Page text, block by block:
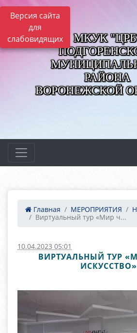
Версия сайта
для
слабовидящих
МКУК
РАЙОНА
ВОРОНЕЖСКОЙ
Главная МЕРОПРИЯТИЯ
Виртуальный тур «Мир ч...
10.04.2023 05:01
ВИРТУАЛЬНЫЙ ТУР
ИСКУССТВО»